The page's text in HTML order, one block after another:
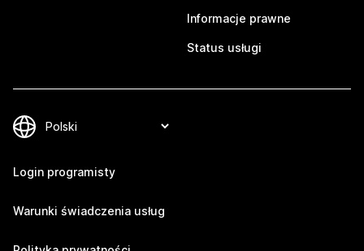
Informacje prawne
Status usługi
Login programisty
Warunki świadczenia usług